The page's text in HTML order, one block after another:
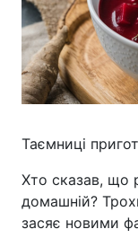
Таємниці
Хто сказав, що
домашній?
засяє новими